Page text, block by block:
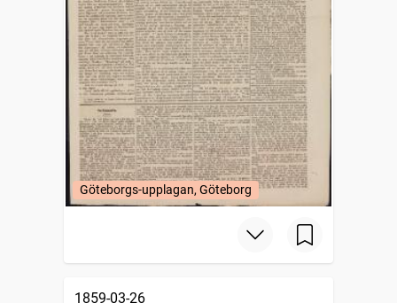
Göteborgs-upplagan, Göteborg
1859-03-26